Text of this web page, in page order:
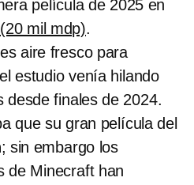
película de 2025 en
mil mdp).
aire fresco para
estudio venía hilando
desde finales de 2024.
que su gran película del
; sin embargo los
de Minecraft han